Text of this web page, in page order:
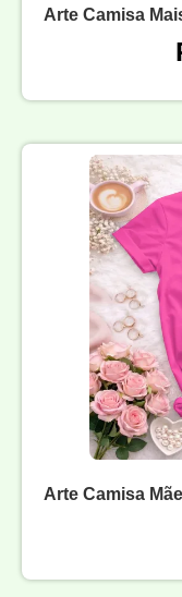
Arte Camisa
Arte Camisa